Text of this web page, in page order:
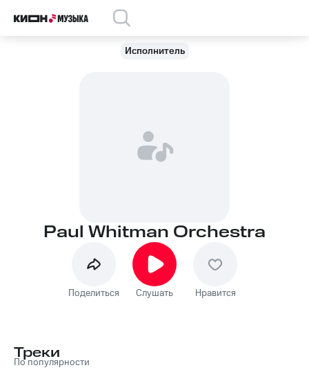
Исполнитель
Paul Whitman Orchestra
Поделиться Слушать Нравится
Треки
По популярности